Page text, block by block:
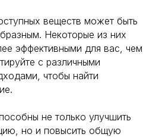
веществ может быть
Некоторые из них
эффективными для вас, чем
с различными
чтобы найти
не только улучшить
но и повысить общую